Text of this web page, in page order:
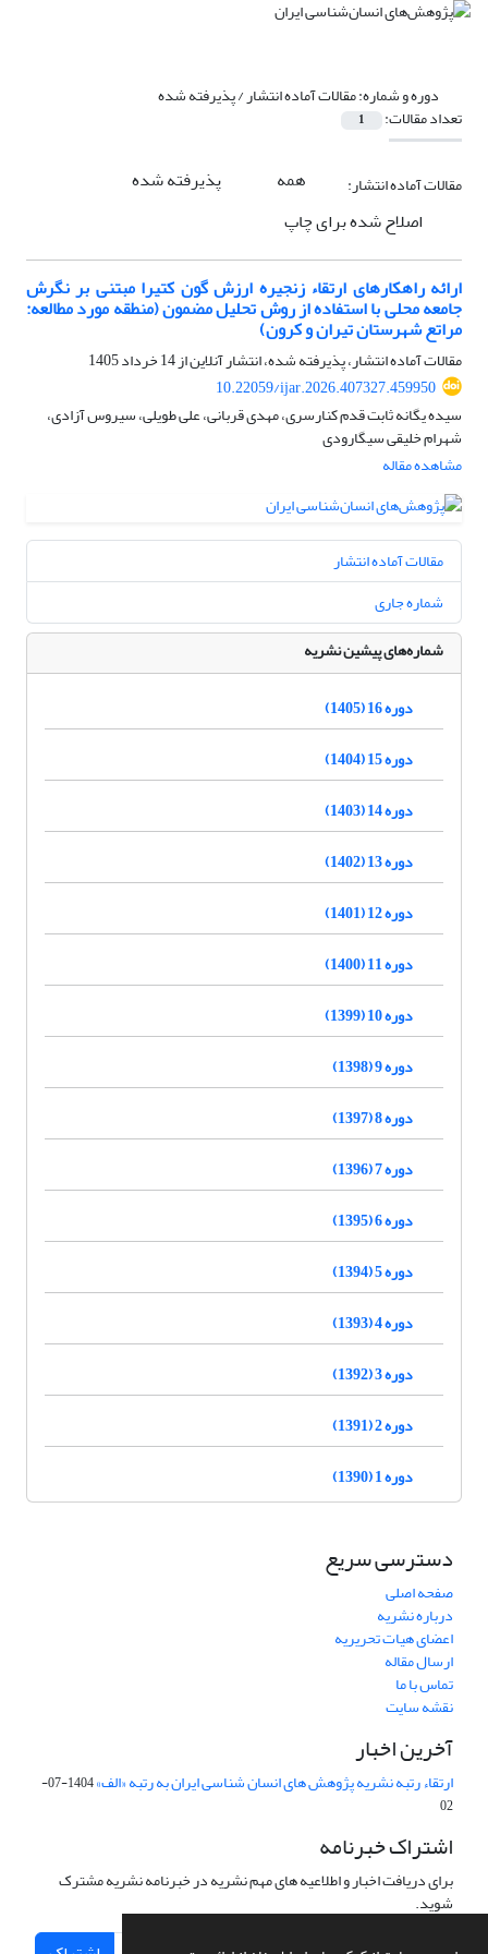
دوره و شماره:مقالات آماده انتشار / پذیرفته شده
تعداد مقالات: 1
مقالات آماده انتشار: همه
پذیرفته شده
اصلاح شده برای چاپ
ارائه راهکارهای ارتقاء زنجیره ارزش گون کتیرا مبتنی بر نگرش
جامعه محلی با استفاده از روش تحلیل مضمون (منطقه مورد مطالعه:
مراتع شهرستان تیران و کرون)
مقالات آماده انتشار، پذیرفته شده، انتشار آنلاین از14 خرداد 1405
10.22059/ijar.2026.407327.459950
سیده یگانه ثابت قدم کنارسری، مهدی قربانی، علی طویلی، سیروس آزادی،
شهرام خلیقی سیگارودی
مشاهده مقاله
مقالات آماده انتشار
شماره جاری
شماره‌های پیشین نشریه
دوره 16 (1405)
دوره 15 (1404)
دوره 14 (1403)
دوره 13 (1402)
دوره 12 (1401)
دوره 11 (1400)
دوره 10 (1399)
دوره 9 (1398)
دوره 8 (1397)
دوره 7 (1396)
دوره 6 (1395)
دوره 5 (1394)
دوره 4 (1393)
دوره 3 (1392)
دوره 2 (1391)
دوره 1 (1390)
دسترسی سریع
صفحه اصلی
درباره نشریه
اعضای هیات تحریریه
ارسال مقاله
تماس با ما
نقشه سایت
آخرین اخبار
ارتقاء رتبه نشریه پژوهش های انسان شناسی ایران به رتبه «الف»
1404-07-
02
اشتراک خبرنامه
برای دریافت اخبار و اطلاعیه های مهم نشریه در خبرنامه نشریه مشترک
شوید.